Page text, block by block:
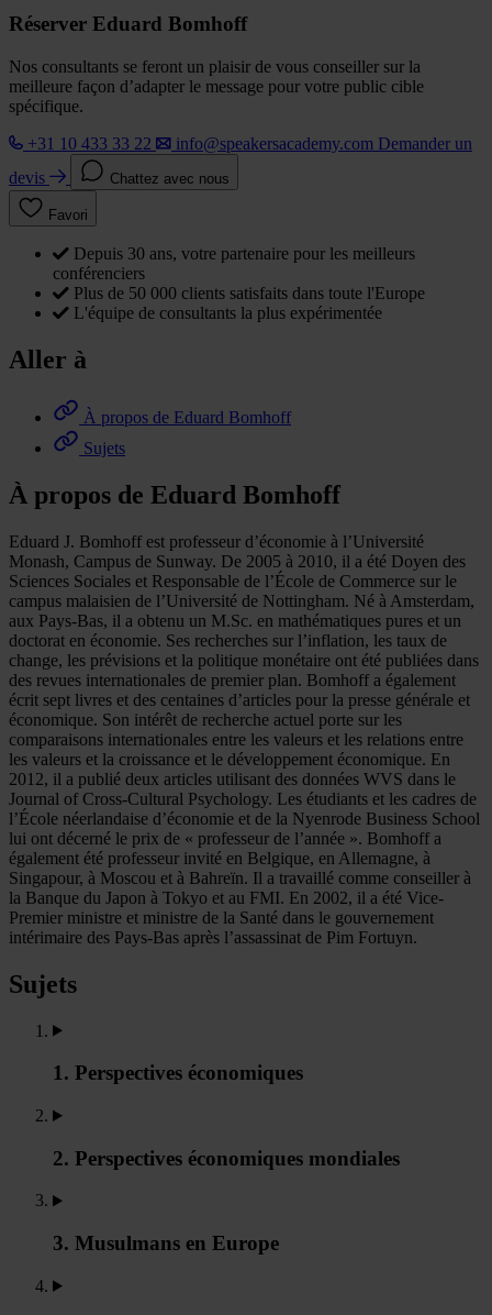
Réserver Eduard Bomhoff
Nos consultants se feront un plaisir de vous conseiller sur la
meilleure façon d’adapter le message pour votre public cible
spécifique.
+31 10 433 33 22
info@speakersacademy.com Demander un
devis
Chattez avec nous
Favori
Depuis 30 ans, votre partenaire pour les meilleurs
conférenciers
Plus de 50 000 clients satisfaits dans toute l'Europe
L'équipe de consultants la plus expérimentée
Aller à
À propos de Eduard Bomhoff
Sujets
À propos de Eduard Bomhoff
Eduard J. Bomhoff est professeur d’économie à l’Université
Monash, Campus de Sunway. De 2005 à 2010, il a été Doyen des
Sciences Sociales et Responsable de l’École de Commerce sur le
campus malaisien de l’Université de Nottingham. Né à Amsterdam,
aux Pays-Bas, il a obtenu un M.Sc. en mathématiques pures et un
doctorat en économie. Ses recherches sur l’inflation, les taux de
change, les prévisions et la politique monétaire ont été publiées dans
des revues internationales de premier plan. Bomhoff a également
écrit sept livres et des centaines d’articles pour la presse générale et
économique. Son intérêt de recherche actuel porte sur les
comparaisons internationales entre les valeurs et les relations entre
les valeurs et la croissance et le développement économique. En
2012, il a publié deux articles utilisant des données WVS dans le
Journal of Cross-Cultural Psychology. Les étudiants et les cadres de
l’École néerlandaise d’économie et de la Nyenrode Business School
lui ont décerné le prix de « professeur de l’année ». Bomhoff a
également été professeur invité en Belgique, en Allemagne, à
Singapour, à Moscou et à Bahreïn. Il a travaillé comme conseiller à
la Banque du Japon à Tokyo et au FMI. En 2002, il a été Vice-
Premier ministre et ministre de la Santé dans le gouvernement
intérimaire des Pays-Bas après l’assassinat de Pim Fortuyn.
Sujets
1. Perspectives économiques
2. Perspectives économiques mondiales
3. Musulmans en Europe